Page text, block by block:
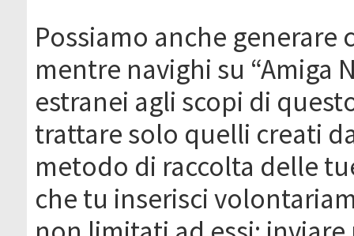
Possiamo anche
mentre navighi su “Amiga
estranei agli scopi di
trattare solo quelli creati
metodo di raccolta delle
che tu inserisci